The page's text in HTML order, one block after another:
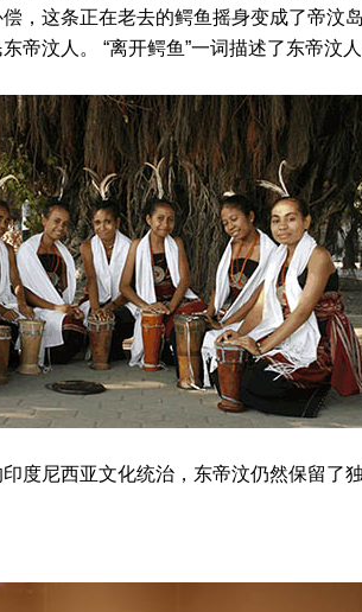
，这条正在老去的鳄鱼摇身变成了帝汶
帝汶人。 “离开鳄鱼”一词描述了东帝汶
尼西亚文化统治，东帝汶仍然保留了独